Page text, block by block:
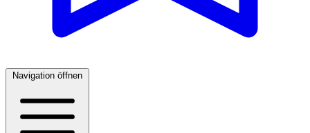
Navigation öffnen